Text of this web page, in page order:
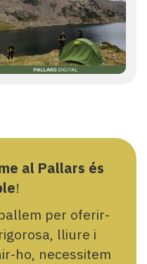
al Pallars és
!
per oferir-
lliure i
ho, necessitem